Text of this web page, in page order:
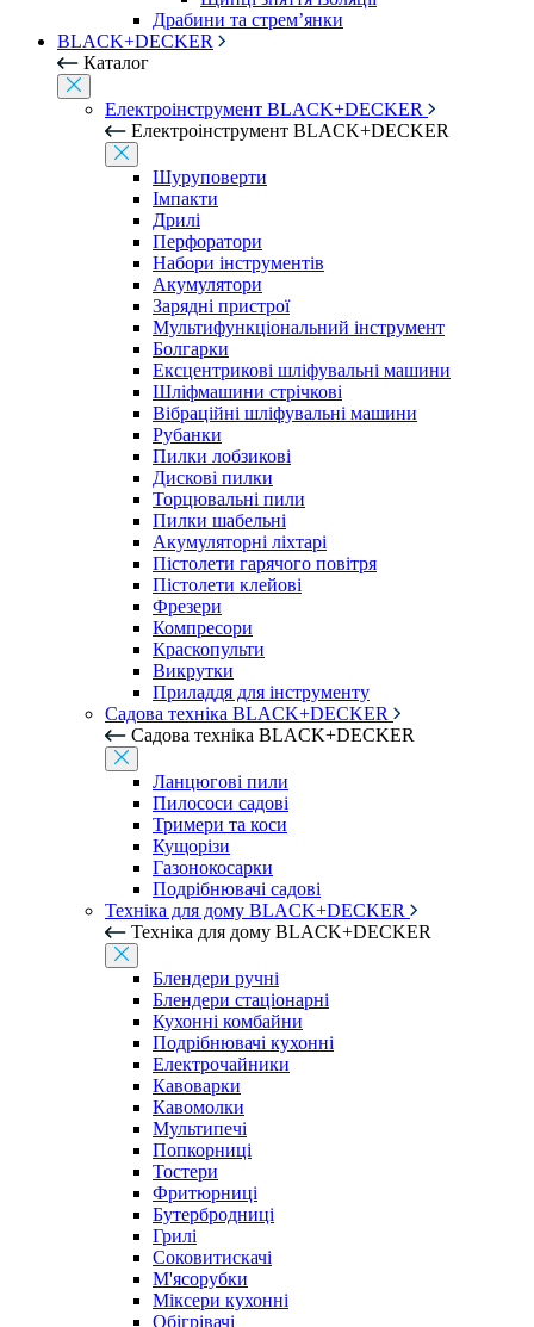
Драбини та стрем’янки
BLACK+DECKER
Каталог
Електроінструмент BLACK+DECKER
Електроінструмент BLACK+DECKER
Шуруповерти
Імпакти
Дрилі
Перфоратори
Набори інструментів
Акумулятори
Зарядні пристрої
Мультифункціональний інструмент
Болгарки
Ексцентрикові шліфувальні машини
Шліфмашини стрічкові
Вібраційні шліфувальні машини
Рубанки
Пилки лобзикові
Дискові пилки
Торцювальні пили
Пилки шабельні
Акумуляторні ліхтарі
Пістолети гарячого повітря
Пістолети клейові
Фрезери
Компресори
Краскопульти
Викрутки
Приладдя для інструменту
Садова техніка BLACK+DECKER
Садова техніка BLACK+DECKER
Ланцюгові пили
Пилососи садові
Тримери та коси
Кущорізи
Газонокосарки
Подрібнювачі садові
Техніка для дому BLACK+DECKER
Техніка для дому BLACK+DECKER
Блендери ручні
Блендери стаціонарні
Кухонні комбайни
Подрібнювачі кухонні
Електрочайники
Кавоварки
Кавомолки
Мультипечі
Попкорниці
Тостери
Фритюрниці
Бутербродниці
Грилі
Соковитискачі
М'ясорубки
Міксери кухонні
Обігрівачі